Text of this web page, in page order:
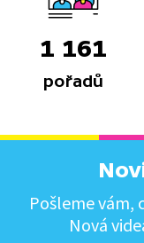
1 161
pořadů
Pošleme vám,
Nová